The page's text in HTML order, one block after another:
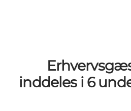
inddeles i 6